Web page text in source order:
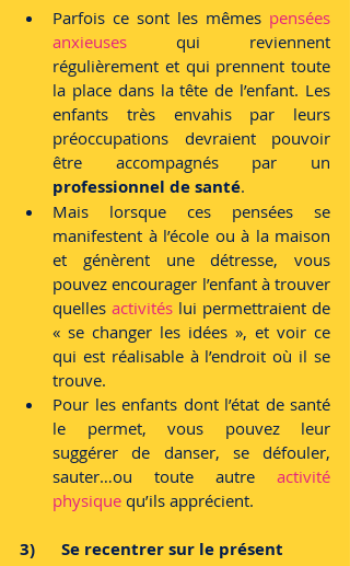
Parfois ce sont les mêmes pensées
anxieuses qui reviennent
régulièrement et qui prennent toute
la place dans la tête de l’enfant. Les
enfants très envahis par leurs
préoccupations devraient pouvoir
professionnel de santé.
Mais lorsque ces pensées se
manifestent à l’école ou à la maison
et génèrent une détresse, vous
pouvez encourager l’enfant à trouver
quelles activités lui permettraient de
« se changer les idées », et voir ce
qui est réalisable à l’endroit où il se
trouve.
Pour les enfants dont l’état de santé
le permet, vous pouvez leur
suggérer de danser, se défouler,
sauter…ou toute autre activité
physique qu’ils apprécient.
3)      Se recentrer sur le présent